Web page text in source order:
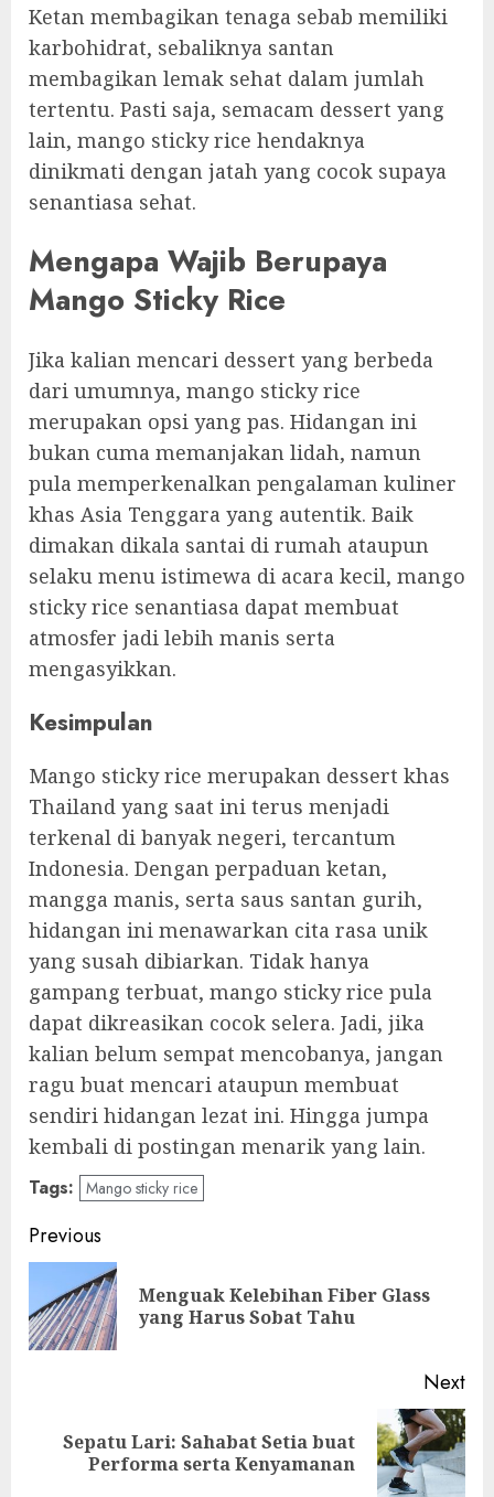
Ketan membagikan tenaga sebab memiliki
karbohidrat, sebaliknya santan
membagikan lemak sehat dalam jumlah
tertentu. Pasti saja, semacam dessert yang
lain, mango sticky rice hendaknya
dinikmati dengan jatah yang cocok supaya
senantiasa sehat.
Mengapa Wajib Berupaya
Mango Sticky Rice
Jika kalian mencari dessert yang berbeda
dari umumnya, mango sticky rice
merupakan opsi yang pas. Hidangan ini
bukan cuma memanjakan lidah, namun
pula memperkenalkan pengalaman kuliner
khas Asia Tenggara yang autentik. Baik
dimakan dikala santai di rumah ataupun
selaku menu istimewa di acara kecil, mango
sticky rice senantiasa dapat membuat
atmosfer jadi lebih manis serta
mengasyikkan.
Kesimpulan
Mango sticky rice merupakan dessert khas
Thailand yang saat ini terus menjadi
terkenal di banyak negeri, tercantum
Indonesia. Dengan perpaduan ketan,
mangga manis, serta saus santan gurih,
hidangan ini menawarkan cita rasa unik
yang susah dibiarkan. Tidak hanya
gampang terbuat, mango sticky rice pula
dapat dikreasikan cocok selera. Jadi, jika
kalian belum sempat mencobanya, jangan
ragu buat mencari ataupun membuat
sendiri hidangan lezat ini. Hingga jumpa
kembali di postingan menarik yang lain.
Tags: Mango sticky rice
Post
navigation
Previous
Menguak Kelebihan Fiber Glass
yang Harus Sobat Tahu
Next
NextSepatu Lari: Sahabat Setia buat
Performa serta Kenyamanan